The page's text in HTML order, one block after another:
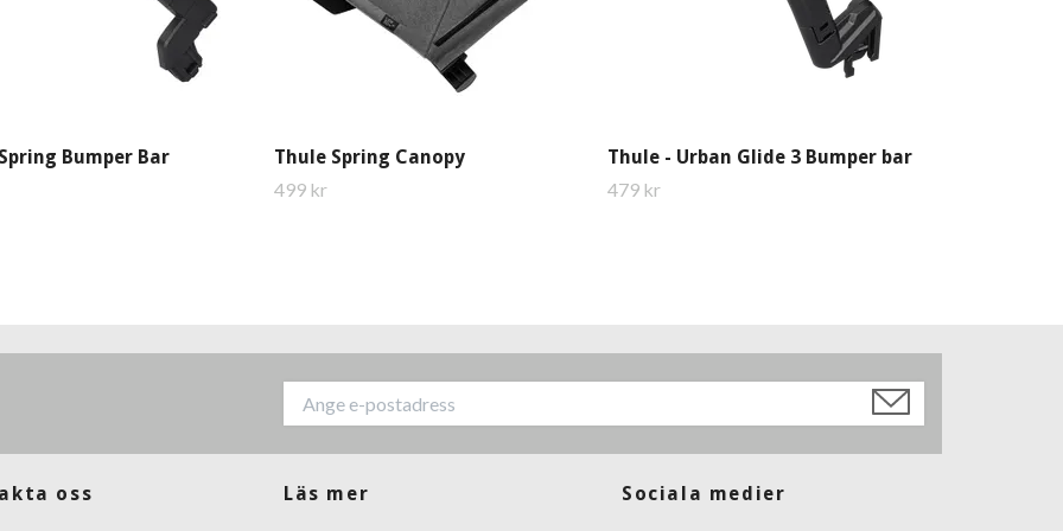
Bumper Bar
Thule Spring Canopy
499 kr
Thule - Urban Glide 3 Bumper bar
479 kr
oss Läs mer Sociala medier